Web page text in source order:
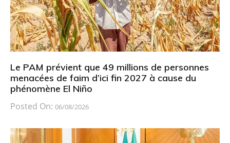
Le PAM prévient que 49 millions de personnes
menacées de faim d’ici fin 2027 à cause du
phénomène El Niño
Posted On: 06/08/2026